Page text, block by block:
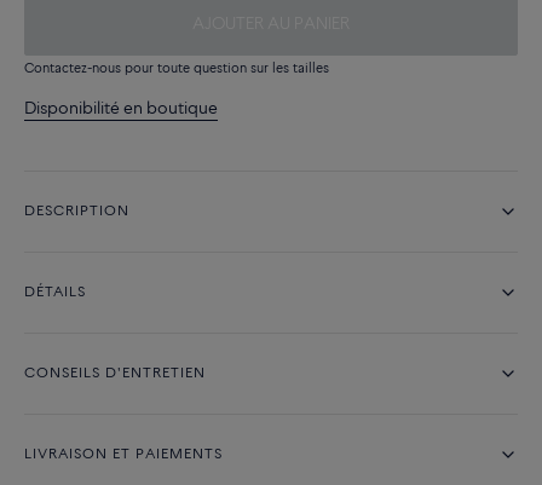
Contactez-nous pour toute question sur les tailles
Disponibilité en boutique
DESCRIPTION
DÉTAILS
CONSEILS D'ENTRETIEN
LIVRAISON ET PAIEMENTS